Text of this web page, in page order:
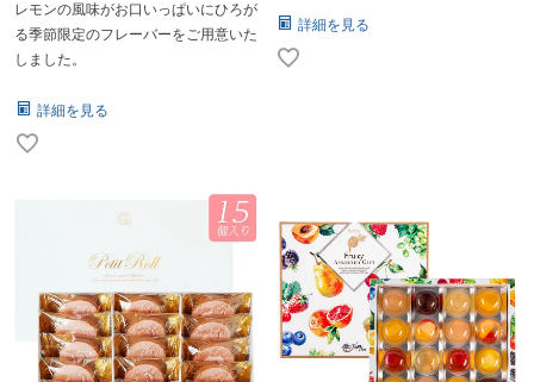
レモンの風味がお口いっぱいにひろが
る季節限定のフレーバーをご用意いた
しました。
詳細を見る
詳細を見る